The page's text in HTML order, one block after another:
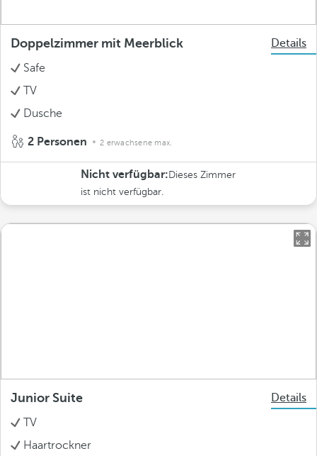
Doppelzimmer mit Meerblick
Details
Safe
TV
Dusche
2 Personen 2 erwachsene max.
Nicht verfügbar: Dieses Zimmer
ist nicht verfügbar.
Junior Suite
Details
TV
Haartrockner